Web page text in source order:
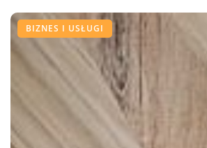
BIZNES I USŁUGI